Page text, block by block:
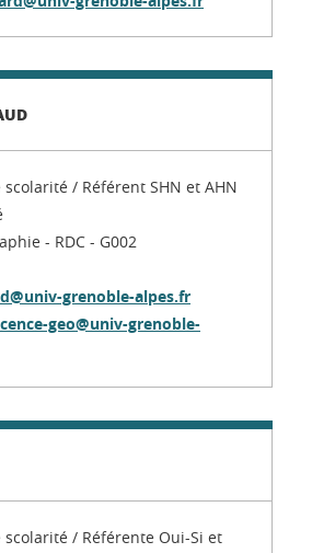
/ Référent SHN et AHN
- RDC - G002
grenoble-alpes.fr
geo@univ-grenoble-
/ Référente Oui-Si et